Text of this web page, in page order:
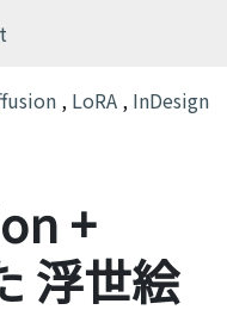
, LoRA , InDesign
+
浮世絵